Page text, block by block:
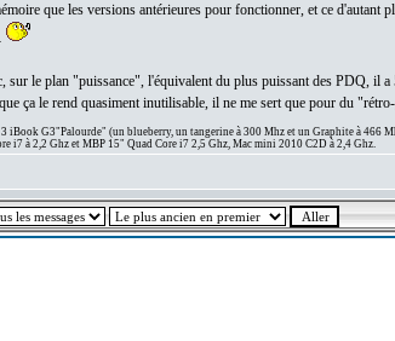
que les versions antérieures pour fonctionner, et ce d'autant
le plan "puissance", l'équivalent du plus puissant des PDQ, il
ça le rend quasiment inutilisable, il ne me sert que pour du
G3"Palourde" (un blueberry, un tangerine à 300 Mhz et un Graphite à
à 2,2 Ghz et MBP 15" Quad Core i7 2,5 Ghz, Mac mini 2010 C2D à 2,4 Ghz.